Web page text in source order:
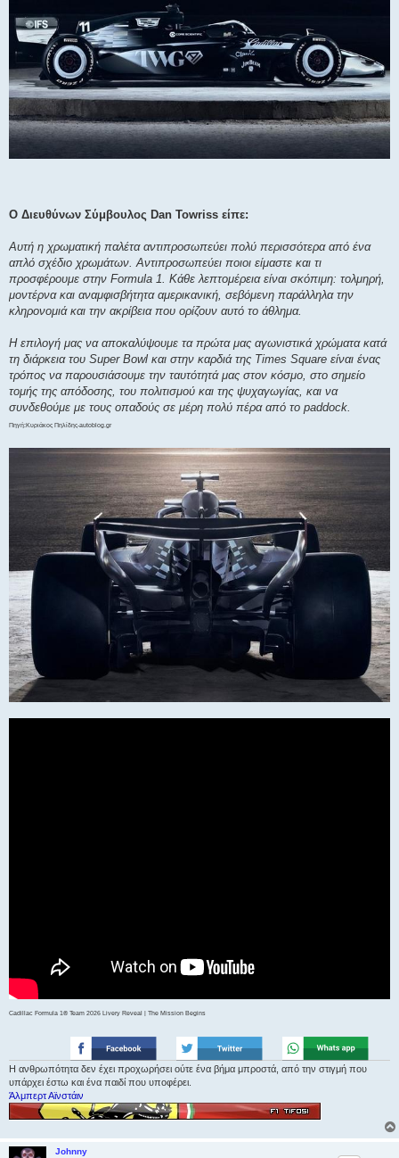
Ο Διευθύνων Σύμβουλος Dan Towriss είπε:
Αυτή η χρωματική παλέτα αντιπροσωπεύει πολύ περισσότερα από ένα
απλό σχέδιο χρωμάτων. Αντιπροσωπεύει ποιοι είμαστε και τι
προσφέρουμε στην Formula 1. Κάθε λεπτομέρεια είναι σκόπιμη: τολμηρή,
μοντέρνα και αναμφισβήτητα αμερικανική, σεβόμενη παράλληλα την
κληρονομιά και την ακρίβεια που ορίζουν αυτό το άθλημα.
Η επιλογή μας να αποκαλύψουμε τα πρώτα μας αγωνιστικά χρώματα κατά
τη διάρκεια του Super Bowl και στην καρδιά της Times Square είναι ένας
τρόπος να παρουσιάσουμε την ταυτότητά μας στον κόσμο, στο σημείο
τομής της απόδοσης, του πολιτισμού και της ψυχαγωγίας, και να
συνδεθούμε με τους οπαδούς σε μέρη πολύ πέρα ​​από το paddock.
Πηγή:Κυριάκος Πηλίδης-autoblog.gr
Cadillac Formula 1® Team 2026 Livery Reveal | The Mission Begins
Η ανθρωπότητα δεν έχει προχωρήσει ούτε ένα βήμα μπροστά, από την στιγμή που
υπάρχει έστω και ένα παιδί που υποφέρει.
Άλμπερτ Αϊνστάιν
Johnny